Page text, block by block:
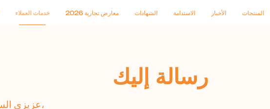
خدمات العملاء معارض تجارية 2026 الشهادات الاستدامة الأخبار المنتجات
رسالة إليك
عزيزي السيد / السيدة،